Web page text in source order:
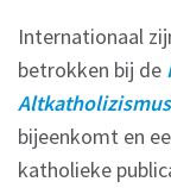
Internationaal
betrokken bij de
bijeenkomt en
katholieke